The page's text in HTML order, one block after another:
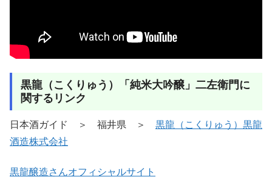
黒龍（こくりゅう）「純米大吟醸」二左衛門に
関するリンク
日本酒ガイド ＞ 福井県 ＞ 黒龍（こくりゅう）黒龍
酒造株式会社
黒龍醸造さんオフィシャルサイト